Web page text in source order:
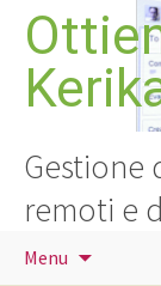
contenuto
Gestione
remoti e
Menu